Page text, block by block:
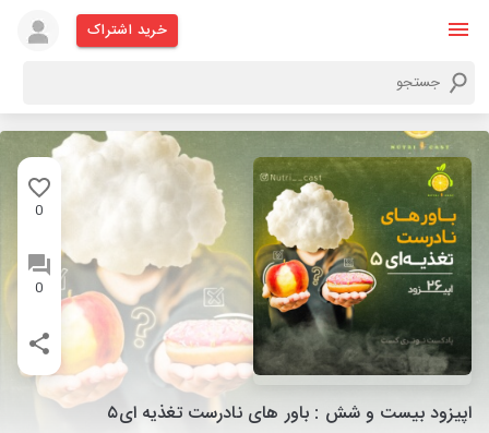
خرید اشتراک
0
0
اپیزود بیست و شش : باور های نادرست تغذیه ای۵